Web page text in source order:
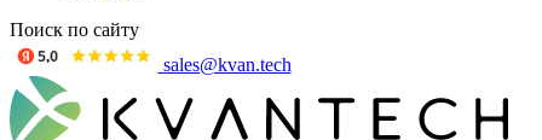
Поиск по сайту
sales@kvan.tech